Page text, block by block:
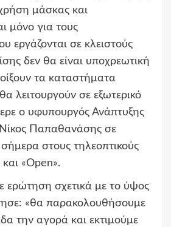
μάσκας και
μόνο για τους
εργάζονται σε κλειστούς
δεν θα είναι υποχρεωτική
τα καταστήματα
λειτουργούν σε εξωτερικό
ο υφυπουργός Ανάπτυξης
Παπαθανάσης σε
σήμερα στους τηλεοπτικούς
«Open».
ερώτηση σχετικά με το ύψος
«θα παρακολουθήσουμε
την αγορά και εκτιμούμε